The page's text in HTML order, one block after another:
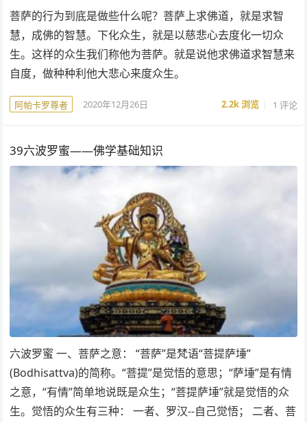
菩萨的行为到底是做些什么呢？菩萨上求佛道，就是求智
慧，成佛的智慧。下化众生，就是以慈悲心去度化一切众
生。这样的众生我们称他为菩萨。就是说他求佛道求智慧来
自度，做种种利他大悲心来度众生。
阿帕卡罗尊者 2020年12月26日 2.2k浏览 1 评论
39六波罗蜜——佛学基础知识
六波罗蜜 一、菩萨之意： “菩萨”是梵语“菩提萨埵”
(Bodhisattva)的简称。“菩提”是觉悟的意思；“萨埵”是有情
之意，“有情”简单地说既是众生；“菩提萨埵”就是觉悟的众
生。觉悟的众生有三种： 一者、罗汉--自己觉悟； 二者、菩